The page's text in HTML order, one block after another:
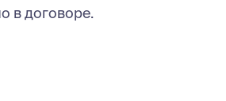
в договоре.